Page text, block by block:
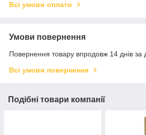
Всі умови оплати
Умови повернення
Повернення товару впродовж 14 днів за
Всі умови повернення
Подібні товари компанії